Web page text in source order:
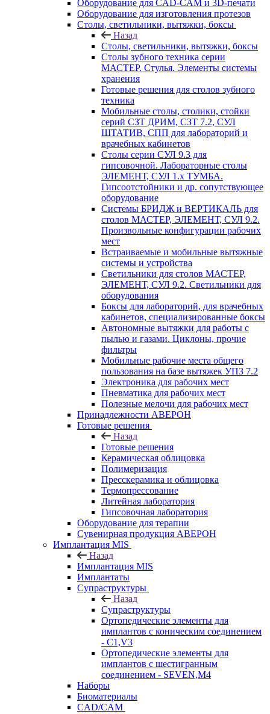
Оборудование для CAD-CAM и 3D-печати
Оборудование для изготовления протезов
Cтолы, светильники, вытяжки, боксы
Назад
Cтолы, светильники, вытяжки, боксы
Столы зубного техника серии
МАСТЕР. Стулья. Элементы системы
хранения
Готовые решения для столов зубного
техника
Мобильные столы, столики, стойки
серий СЗТ ДРИМ, СЗТ 7.2, СУЛ
ШТАТИВ, СПП для лабораторий и
врачебных кабинетов
Столы серии СУЛ 9.3 для
гипсовочной. Лабораторные столы
ЭЛЕМЕНТ, СУЛ 1.х ТУМБА.
Гипсоотстойники и др. сопутствующее
оборудование
Системы БРИДЖ и ВЕРТИКАЛЬ для
столов МАСТЕР, ЭЛЕМЕНТ, СУЛ 9.2.
Произвольные конфигурации рабочих
мест
Встраиваемые и мобильные вытяжные
системы и устройства
Светильники для столов МАСТЕР,
ЭЛЕМЕНТ, СУЛ 9.2. Светильники для
оборудования
Боксы для лабораторий, для врачебных
кабинетов, специализированные боксы
Автономные вытяжки для работы с
пылью и газами. Циклоны, прочие
фильтры
Мобильные рабочие места общего
пользования на базе вытяжек УПЗ 7.2
Электроника для рабочих мест
Пневматика для рабочих мест
Полезные мелочи для рабочих мест
Принадлежности АВЕРОН
Готовые решения
Назад
Готовые решения
Керамическая облицовка
Полимеризация
Пресскерамика и облицовка
Термопрессование
Литейная лаборатория
Гипсовочная лаборатория
Оборудование для терапии
Сувенирная продукция АВЕРОН
Имплантация MIS
Назад
Имплантация MIS
Имплантаты
Супраструктуры
Назад
Супраструктуры
Ортопедические элементы для
имплантов с коническим соединением
- C1,V3
Ортопедические элементы для
имплантов с шестигранным
соединением - SEVEN,M4
Наборы
Биоматериалы
CAD/CAM